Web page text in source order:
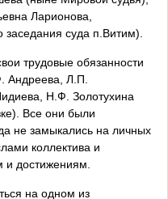
Ларионова,
заседания суда п.Витим).
трудовые обязанности
Андреева, Л.П.
Н.Ф. Золотухина
Все они были
не замыкались на личных
коллектива и
и достижениям.
на одном из